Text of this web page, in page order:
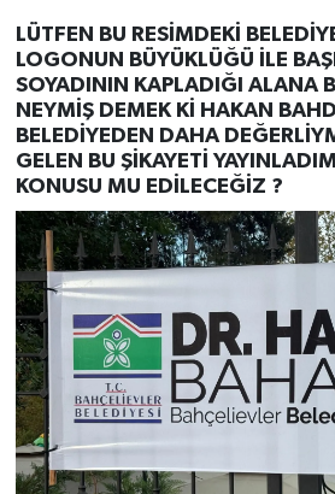
LÜTFEN BU RESİMDEKİ
LOGONUN BÜYÜKLÜĞÜ İLE
SOYADININ KAPLADIĞI ALANA
NEYMİŞ DEMEK Kİ HAKAN
BELEDİYEDEN DAHA
GELEN BU ŞİKAYETİ
KONUSU MU EDİLECEĞİZ ?